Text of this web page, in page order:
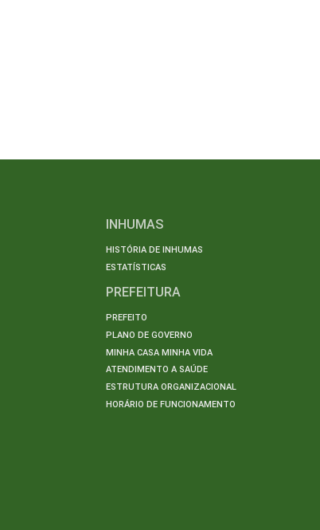
INHUMAS
HISTÓRIA DE INHUMAS
ESTATÍSTICAS
PREFEITURA
PREFEITO
PLANO DE GOVERNO
MINHA CASA MINHA VIDA
ATENDIMENTO A SAÚDE
ESTRUTURA ORGANIZACIONAL
HORÁRIO DE FUNCIONAMENTO